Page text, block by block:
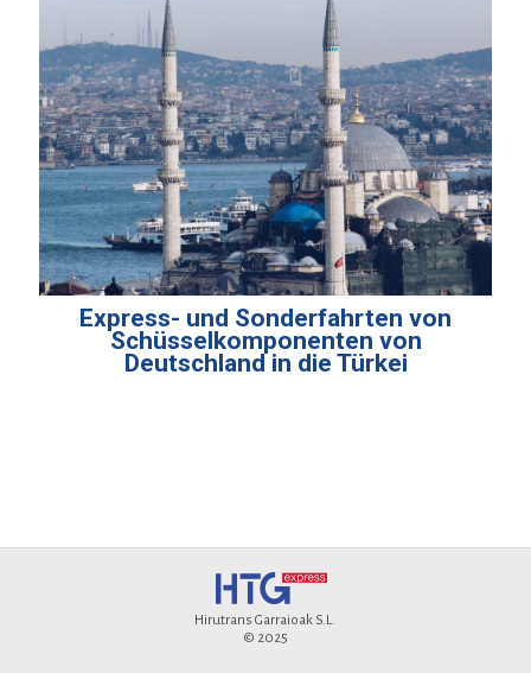
Express- und Sonderfahrten von
Schüsselkomponenten von
Deutschland in die Türkei
Hirutrans Garraioak S.L.
© 2025